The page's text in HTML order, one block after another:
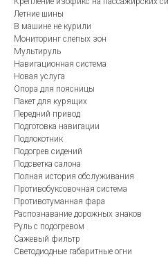
Летние шины
В машине не курили
Мониторинг слепых зон
Мультируль
Навигационная система
Новая услуга
Опора для поясницы
Пакет для курящих
Передний привод
Подготовка навигации
Подлокотник
Подогрев сидений
Подсветка салона
Полная история обслуживания
Противобуксовочная система
Противотуманная фара
Распознавание дорожных знаков
Руль с подогревом
Сажевый фильтр
Светодиодные габаритные огни